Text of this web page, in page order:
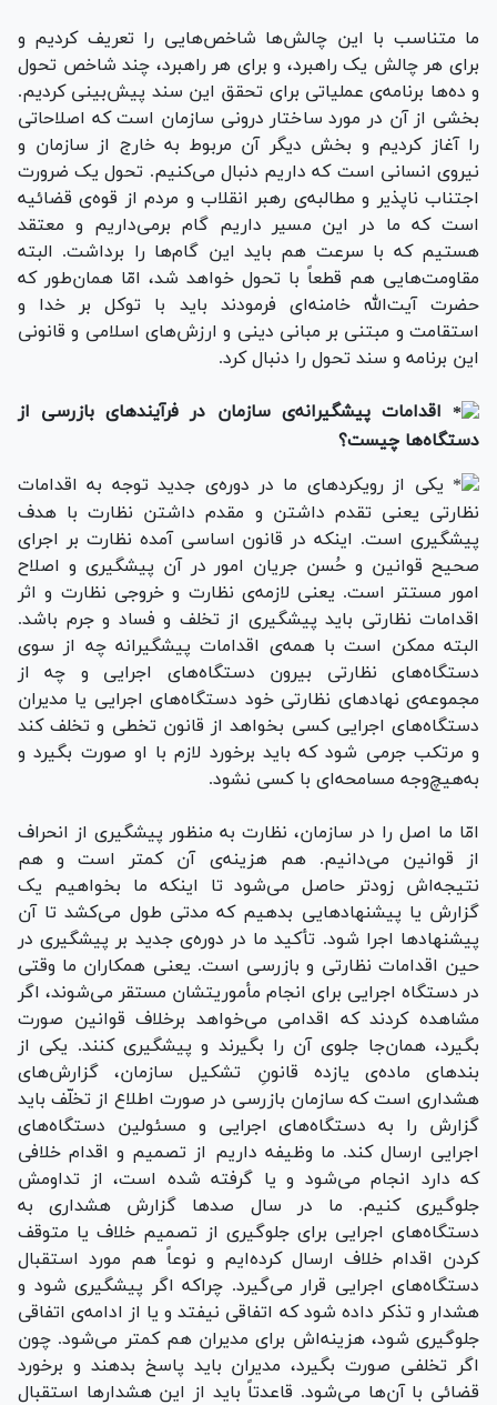
ما متناسب با این چالش‌ها شاخص‌هایی را تعریف کردیم و
برای هر چالش یک راهبرد، و برای هر راهبرد، چند شاخص تحول
و ده‌ها برنامه‌ی عملیاتی برای تحقق این سند پیش‌بینی کردیم.
بخشی از آن در مورد ساختار درونی سازمان است که اصلاحاتی
را آغاز کردیم و بخش دیگر آن مربوط به خارج از سازمان و
نیروی انسانی است که داریم دنبال می‌کنیم. تحول یک ضرورت
اجتناب ناپذیر و مطالبه‌ی رهبر انقلاب و مردم از قوه‌ی قضائیه
است که ما در این مسیر داریم گام برمی‌داریم و معتقد
هستیم که با سرعت هم باید این گام‌ها را برداشت. البته
مقاومت‌هایی هم قطعاً با تحول خواهد شد، امّا همان‌طور که
حضرت آیت‌الله خامنه‌ای فرمودند باید با توکل بر خدا و
استقامت و مبتنی بر مبانی دینی و ارزش‌های اسلامی و قانونی
این برنامه و سند تحول را دنبال کرد.
اقدامات پیشگیرانه‌ی سازمان در فرآیندهای بازرسی از
دستگاه‌ها چیست؟
یکی از رویکردهای ما در دوره‌ی جدید توجه به اقدامات
نظارتی یعنی تقدم داشتن و مقدم داشتن نظارت با هدف
پیشگیری است. اینکه در قانون اساسی آمده نظارت بر اجرای
صحیح قوانین و حُسن جریان امور در آن پیشگیری و اصلاح
امور مستتر است. یعنی لازمه‌ی نظارت و خروجی نظارت و اثر
اقدامات نظارتی باید پیشگیری از تخلف و فساد و جرم باشد.
البته ممکن است با همه‌ی اقدامات پیشگیرانه چه از سوی
دستگاه‌های نظارتی بیرون دستگاه‌های اجرایی و چه از
مجموعه‌ی نهادهای نظارتی خود دستگاه‌های اجرایی یا مدیران
دستگاه‌های اجرایی کسی بخواهد از قانون تخطی و تخلف کند
و مرتکب جرمی شود که باید برخورد لازم با او صورت بگیرد و
به‌هیچ‌وجه مسامحه‌ای با کسی نشود.
امّا ما اصل را در سازمان، نظارت به‌ منظور پیشگیری از انحراف
از قوانین می‌دانیم. هم هزینه‌ی آن کمتر است و هم
نتیجه‌اش زودتر حاصل می‌شود تا اینکه ما بخواهیم یک
گزارش یا پیشنهادهایی بدهیم که مدتی طول می‌کشد تا آن
پیشنهادها اجرا شود. تأکید ما در دوره‌ی جدید بر پیشگیری در
حین اقدامات نظارتی و بازرسی است. یعنی همکاران ما وقتی
در دستگاه اجرایی برای انجام مأموریتشان مستقر می‌شوند، اگر
مشاهده کردند که اقدامی می‌خواهد برخلاف قوانین صورت
بگیرد، همان‌جا جلوی آن را بگیرند و پیشگیری کنند. یکی از
بندهای ماده‌ی یازده قانونِ تشکیل سازمان، گزارش‌های
هشداری است که سازمان بازرسی در صورت اطلاع از تخلّف باید
گزارش را به دستگاه‌های اجرایی و مسئولین دستگاه‌های
اجرایی ارسال کند. ما وظیفه داریم از تصمیم و اقدام خلافی
که دارد انجام می‌شود و یا گرفته شده است، از تداومش
جلوگیری کنیم. ما در سال صدها گزارش هشداری به
دستگاه‌های اجرایی برای جلوگیری از تصمیم خلاف یا متوقف
کردن اقدام خلاف ارسال کرده‌ایم و نوعاً هم مورد استقبال
دستگاه‌های اجرایی قرار می‌گیرد. چراکه اگر پیشگیری شود و
هشدار و تذکر داده شود که اتفاقی نیفتد و یا از ادامه‌ی اتفاقی
جلوگیری شود، هزینه‌اش برای مدیران هم کمتر می‌شود. چون
اگر تخلفی صورت بگیرد، مدیران باید پاسخ بدهند و برخورد
قضائی با آن‌ها می‌شود. قاعدتاً باید از این هشدارها استقبال